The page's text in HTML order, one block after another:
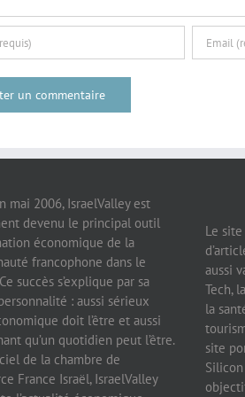
mai 2006, IsraelValley est
devenu le principal outil
économique de la
francophone dans le
succès s’explique par sa
: aussi sérieux
doit l’être et aussi
qu’un quotidien peut l’être.
de la chambre de
France Israël, IsraelValley
Le
aussi
Tech,
la
site